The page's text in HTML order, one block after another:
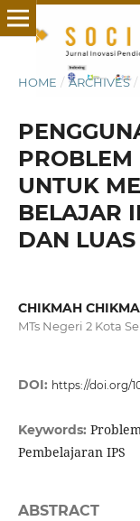
HOME / ARCHIVES /
PROBLEM
UNTUK
BELAJAR
DAN
CHIKMAH
MTs Negeri 2 Kota
DOI: https://doi.org/
Keywords:
Pembelajaran IPS
ABSTRACT